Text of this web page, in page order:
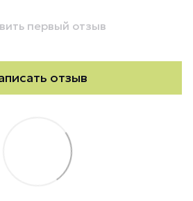
первый отзыв
отзыв